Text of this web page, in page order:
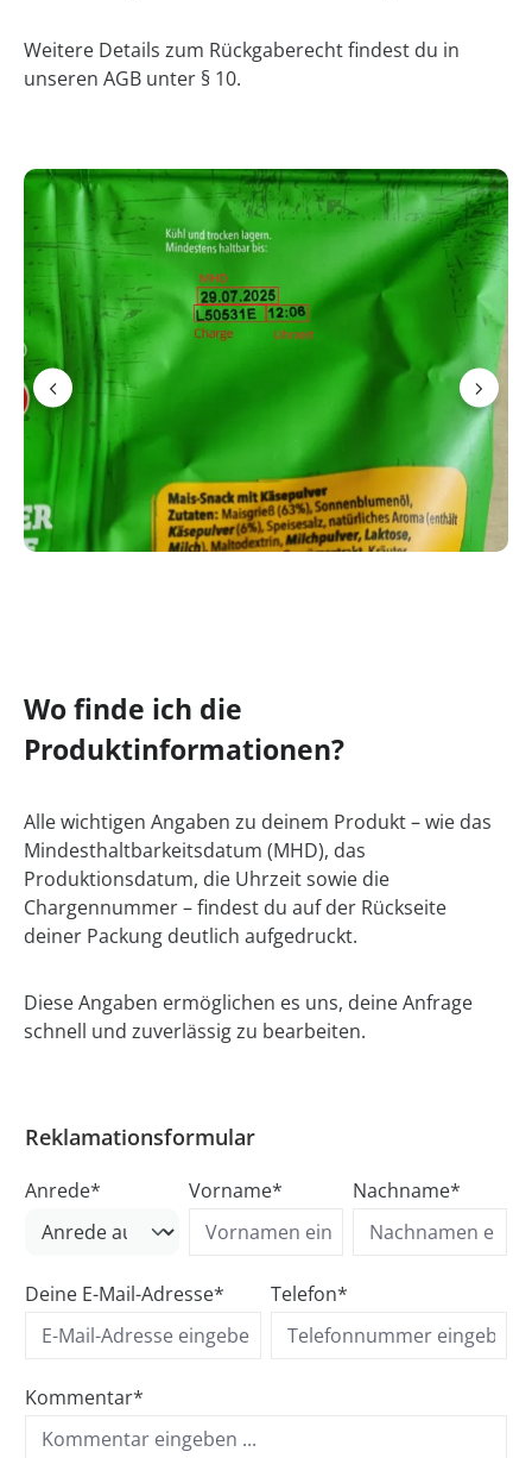
Weitere Details zum Rückgaberecht findest du in
unseren AGB unter § 10.
Bildergalerie überspringen
Wo finde ich die
Produktinformationen?
Alle wichtigen Angaben zu deinem Produkt – wie das
Mindesthaltbarkeitsdatum (MHD), das
Produktionsdatum, die Uhrzeit sowie die
Chargennummer – findest du auf der Rückseite
deiner Packung deutlich aufgedruckt.
Diese Angaben ermöglichen es uns, deine Anfrage
schnell und zuverlässig zu bearbeiten.
Reklamationsformular
Anrede* Vorname* Nachname*
Deine E-Mail-Adresse* Telefon*
Kommentar*